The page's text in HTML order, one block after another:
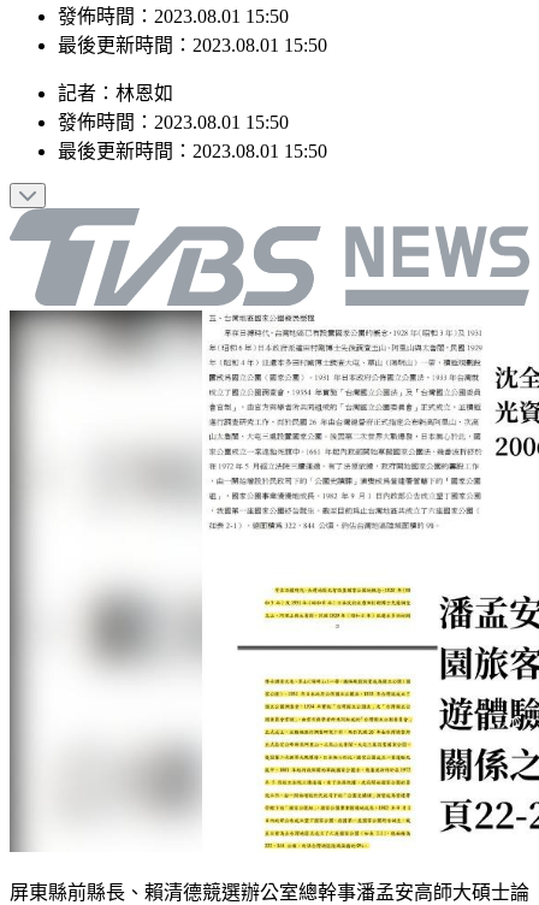
最後更新時間：2023.08.01 15:50
發佈時間：2023.08.01 15:50
最後更新時間：2023.08.01 15:50
文被控抄襲。（圖／取自陳冠安臉書）